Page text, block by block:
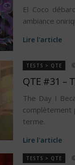
El Coco
ambiance
Lire l'article
TESTS > QTE
QTE #31 –
The Day I
complètement
terme.
Lire l'article
TESTS > QTE